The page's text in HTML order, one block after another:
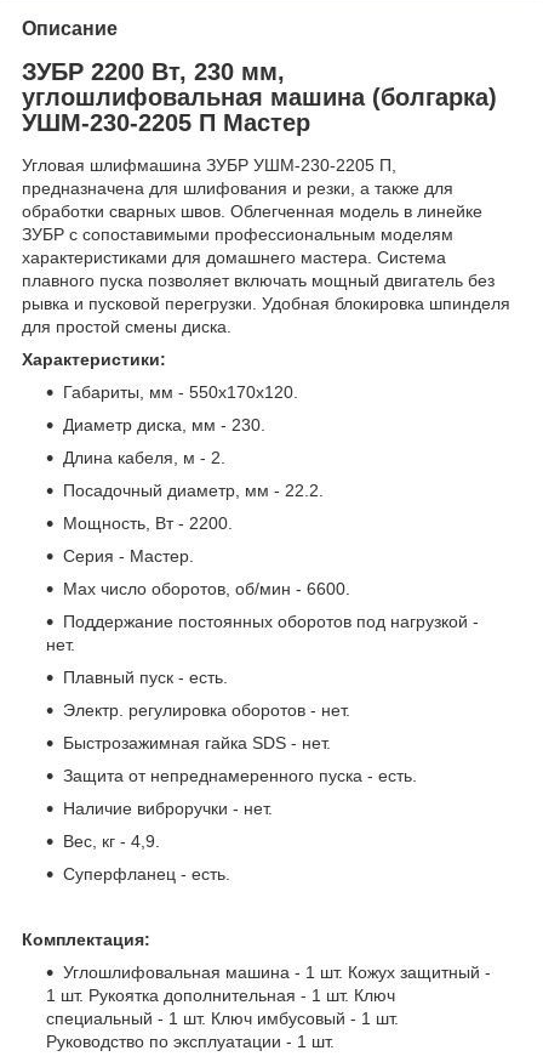
Описание
ЗУБР 2200 Вт, 230 мм,
углошлифовальная машина (болгарка)
УШМ-230-2205 П Мастер
Угловая шлифмашина ЗУБР УШМ-230-2205 П,
предназначена для шлифования и резки, а также для
обработки сварных швов. Облегченная модель в линейке
ЗУБР с сопоставимыми профессиональным моделям
характеристиками для домашнего мастера. Система
плавного пуска позволяет включать мощный двигатель без
рывка и пусковой перегрузки. Удобная блокировка шпинделя
для простой смены диска.
Характеристики:
Габариты, мм - 550х170х120.
Диаметр диска, мм - 230.
Длина кабеля, м - 2.
Посадочный диаметр, мм - 22.2.
Мощность, Вт - 2200.
Серия - Мастер.
Max число оборотов, об/мин - 6600.
Поддержание постоянных оборотов под нагрузкой -
нет.
Плавный пуск - есть.
Электр. регулировка оборотов - нет.
Быстрозажимная гайка SDS - нет.
Защита от непреднамеренного пуска - есть.
Наличие виброручки - нет.
Вес, кг - 4,9.
Суперфланец - есть.
Комплектация:
Углошлифовальная машина - 1 шт. Кожух защитный -
1 шт. Рукоятка дополнительная - 1 шт. Ключ
специальный - 1 шт. Ключ имбусовый - 1 шт.
Руководство по эксплуатации - 1 шт.